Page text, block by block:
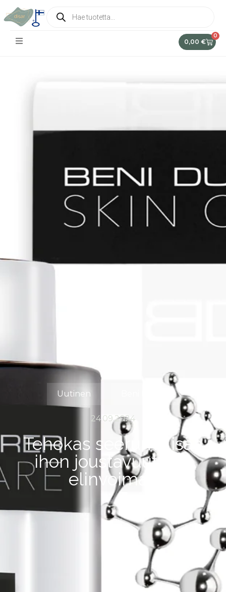
0,00 €
0
Uutinen
24.09.2024
Tehokas seerumi lisää
ihon joustavuutta ja
elinvoimaa